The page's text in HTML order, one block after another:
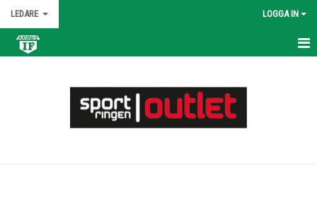
LEDARE LOGGA IN